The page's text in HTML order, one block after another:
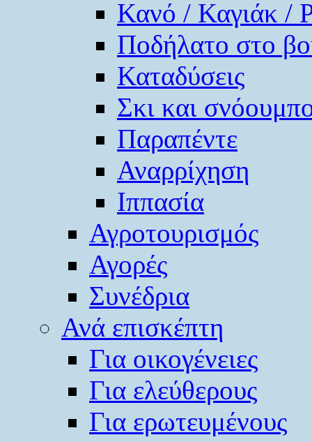
Κανό / Καγιάκ /
Ποδήλατο στο
Καταδύσεις
Σκι και
Παραπέντε
Αναρρίχηση
Ιππασία
Αγροτουρισμός
Αγορές
Συνέδρια
Ανά επισκέπτη
Για οικογένειες
Για ελεύθερους
Για ερωτευμένους